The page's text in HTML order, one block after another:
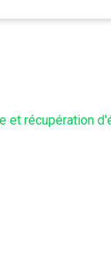
et récupération